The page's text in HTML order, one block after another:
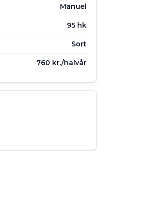
Manuel
95 hk
Sort
760 kr./halvår